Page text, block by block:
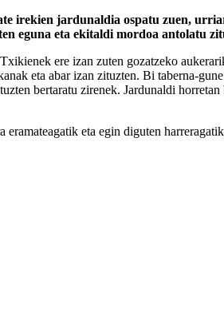
irekien jardunaldia ospatu zuen,
eguna eta ekitaldi mordoa antolatu
ere izan zuten gozatzeko
eta abar izan zituzten. Bi taberna-
bertaratu zirenek. Jardunaldi
eta egin diguten